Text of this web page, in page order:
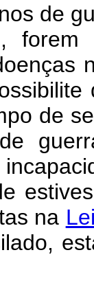
de
de
na